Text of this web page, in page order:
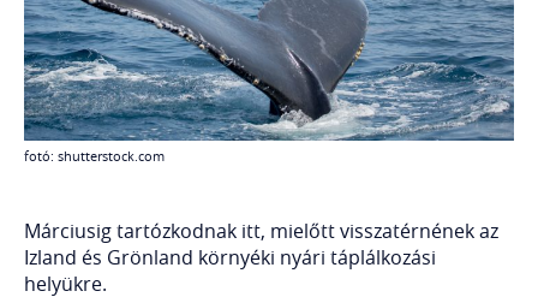
fotó: shutterstock.com
Márciusig tartózkodnak itt, mielőtt visszatérnének az
Izland és Grönland környéki nyári táplálkozási
helyükre.